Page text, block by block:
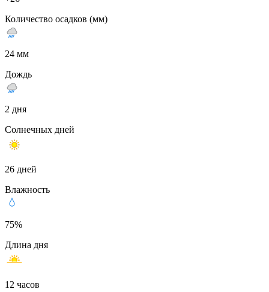
Количество осадков (мм)
24 мм
Дождь
2 дня
Солнечных дней
26 дней
Влажность
75%
Длина дня
12 часов